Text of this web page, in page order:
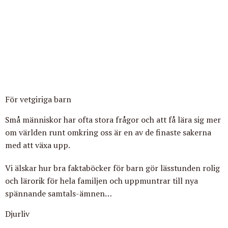
För vetgiriga barn
Små människor har ofta stora frågor och att få lära sig mer
om världen runt omkring oss är en av de finaste sakerna
med att växa upp.
Vi älskar hur bra faktaböcker för barn gör lässtunden rolig
och lärorik för hela familjen och uppmuntrar till nya
spännande samtals-ämnen…
Djurliv